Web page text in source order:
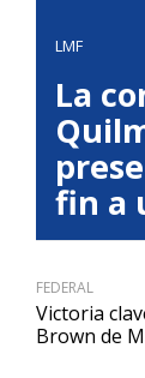
LMF
La
fin a
FEDERAL
Victoria
Brown de